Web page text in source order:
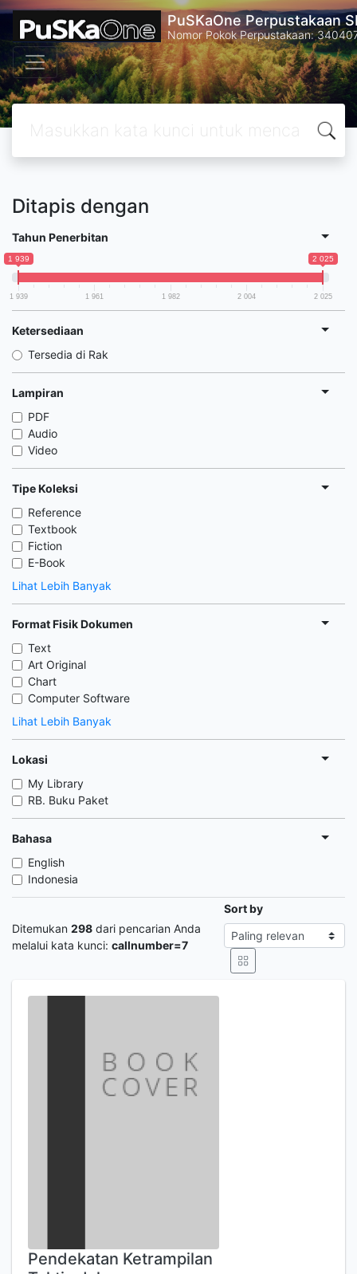
PuSKaOne Perpustakaan
Nomor Pokok Perpustakaan:
Ditapis dengan
Tahun Penerbitan
1 939 2 025
1 939 1 961 1 982 2 004 2 025
Ketersediaan
Tersedia di Rak
Lampiran
PDF
Audio
Video
Tipe Koleksi
Reference
Textbook
Fiction
E-Book
Lihat Lebih Banyak
Format Fisik Dokumen
Text
Art Original
Chart
Computer Software
Lihat Lebih Banyak
Lokasi
My Library
RB. Buku Paket
Bahasa
English
Indonesia
Ditemukan 298 dari pencarian Anda
melalui kata kunci: callnumber=7
Sort by
Pendekatan Ketrampilan